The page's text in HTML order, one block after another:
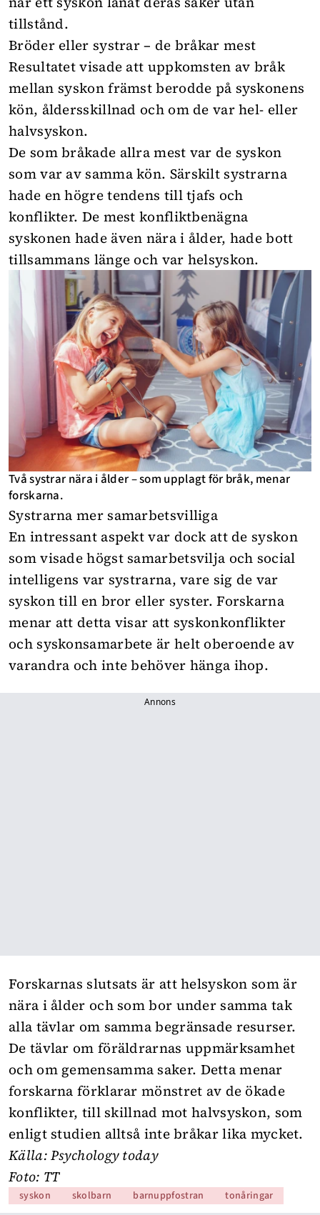
tillstånd.
Bröder eller systrar – de bråkar mest
Resultatet visade att uppkomsten av bråk
mellan syskon främst berodde på syskonens
kön, åldersskillnad och om de var hel- eller
halvsyskon.
De som bråkade allra mest var de syskon
som var av samma kön. Särskilt systrarna
hade en högre tendens till tjafs och
konflikter. De mest konfliktbenägna
syskonen hade även nära i ålder, hade bott
tillsammans länge och var helsyskon.
Två systrar nära i ålder – som upplagt för bråk, menar
forskarna.
Systrarna mer samarbetsvilliga
En intressant aspekt var dock att de syskon
som visade högst samarbetsvilja och social
intelligens var systrarna, vare sig de var
syskon till en bror eller syster. Forskarna
menar att detta visar att syskonkonflikter
och syskonsamarbete är helt oberoende av
varandra och inte behöver hänga ihop.
Annons
Forskarnas slutsats är att helsyskon som är
nära i ålder och som bor under samma tak
alla tävlar om samma begränsade resurser.
De tävlar om föräldrarnas uppmärksamhet
och om gemensamma saker. Detta menar
forskarna förklarar mönstret av de ökade
konflikter, till skillnad mot halvsyskon, som
enligt studien alltså inte bråkar lika mycket.
Källa:Psychology today
Foto: TT
syskon skolbarn barnuppfostran tonåringar